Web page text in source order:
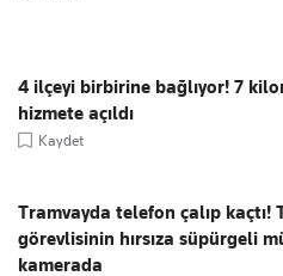
4 ilçeyi birbirine bağlıyor! 7
hizmete açıldı
Kaydet
Tramvayda telefon çalıp kaçtı!
görevlisinin hırsıza süpürgeli
kamerada